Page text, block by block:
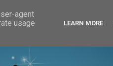
agent
usage
LEARN MORE